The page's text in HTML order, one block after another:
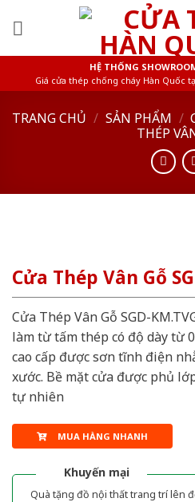
HỆ THỐNG
Giá cửa thép chống cháy Hàn Quốc
TRANG CHỦ / SẢN PHẨM /
THÉP
Cửa Thép Vân Gỗ
Cửa Thép Vân Gỗ SGD-
làm từ tấm thép có độ dày từ
cao cấp được sơn tĩnh điện
xước. Bề mặt cửa được phủ
tự nhiên
MUA HÀNG NHANH
Khuyến mại
Quà tặng đồ nội thất trang trí lên